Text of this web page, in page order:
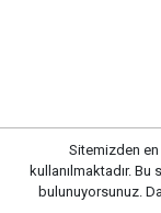
Sitemizden
kullanılmaktadır.
bulunuyorsunuz.